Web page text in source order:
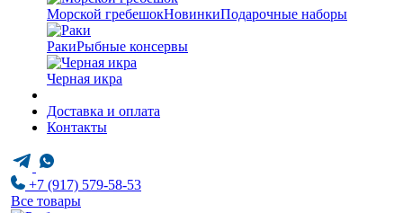
Морской гребешокНовинкиПодарочные наборы
РакиРыбные консервы
Черная икра
Доставка и оплата
Контакты
+7 (917) 579-58-53
Все товары